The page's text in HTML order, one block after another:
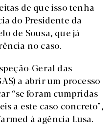
de que isso tenha
do Presidente da
de Sousa, que já
no caso.
Geral das
a abrir um processo
“se foram cumpridas
a este caso concreto",
à agência Lusa.